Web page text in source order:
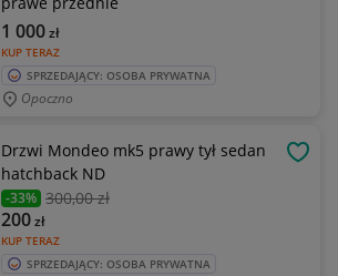
KUP TERAZ
1 000zł
SPRZEDAJĄCY: OSOBA PRYWATNA
Opoczno
Drzwi Mondeo mk5 prawy tył sedan
hatchback ND
-33% 300,00 zł
KUP TERAZ
200zł
SPRZEDAJĄCY: OSOBA PRYWATNA